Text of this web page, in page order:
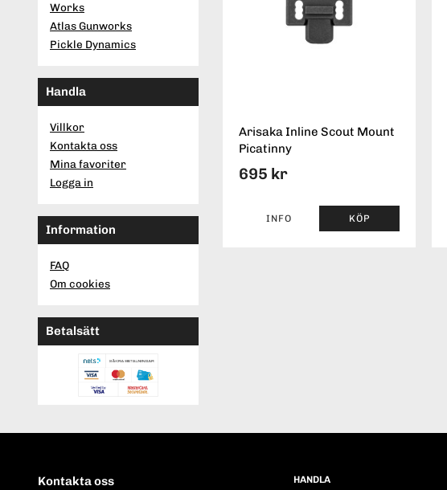
Works
Atlas Gunworks
Pickle Dynamics
Handla
Villkor
Kontakta oss
Mina favoriter
Logga in
Information
FAQ
Om cookies
Betalsätt
Arisaka Inline Scout Mount
Picatinny
695 kr
INFO KÖP
Kontakta oss
HANDLA